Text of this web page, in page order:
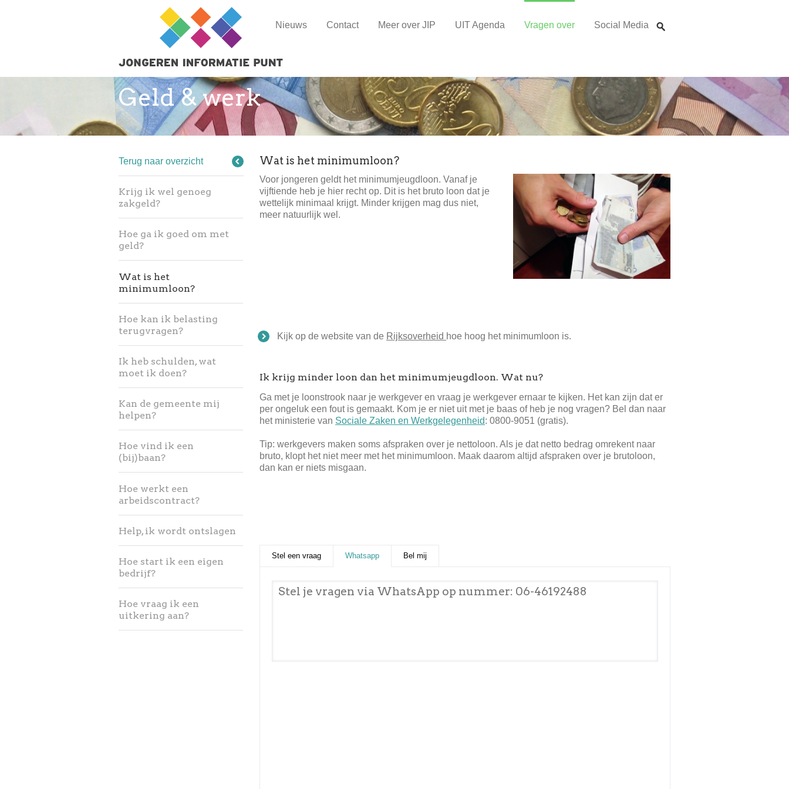
Nieuws Contact Meer over JIP UIT Agenda Vragen over Social Media
Geld & werk
Terug naar overzicht
Krijg ik wel genoeg
zakgeld?
Hoe ga ik goed om met
geld?
Wat is het
minimumloon?
Hoe kan ik belasting
terugvragen?
Ik heb schulden, wat
moet ik doen?
Kan de gemeente mij
helpen?
Hoe vind ik een
(bij)baan?
Hoe werkt een
arbeidscontract?
Help, ik wordt ontslagen
Hoe start ik een eigen
bedrijf?
Hoe vraag ik een
uitkering aan?
Wat is het minimumloon?
Voor jongeren geldt het minimumjeugdloon. Vanaf je
vijftiende heb je hier recht op. Dit is het bruto loon dat je
wettelijk minimaal krijgt. Minder krijgen mag dus niet,
meer natuurlijk wel.
Kijk op de website van de Rijksoverheid hoe hoog het minimumloon is.
Ik krijg minder loon dan het minimumjeugdloon. Wat nu?
Ga met je loonstrook naar je werkgever en vraag je werkgever ernaar te kijken. Het kan zijn dat er
per ongeluk een fout is gemaakt. Kom je er niet uit met je baas of heb je nog vragen? Bel dan naar
het ministerie van Sociale Zaken en Werkgelegenheid: 0800-9051 (gratis).
Tip: werkgevers maken soms afspraken over je nettoloon. Als je dat netto bedrag omrekent naar
bruto, klopt het niet meer met het minimumloon. Maak daarom altijd afspraken over je brutoloon,
dan kan er niets misgaan.
Stel een vraag Whatsapp (actieve tabblad)
Bel mij
Stel je vragen via WhatsApp op nummer: 06-46192488